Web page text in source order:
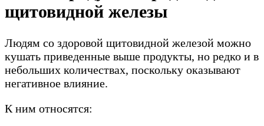
щитовидной железы
Людям со здоровой щитовидной железой можно
кушать приведенные выше продукты, но редко и в
небольших количествах, поскольку оказывают
негативное влияние.
К ним относятся: